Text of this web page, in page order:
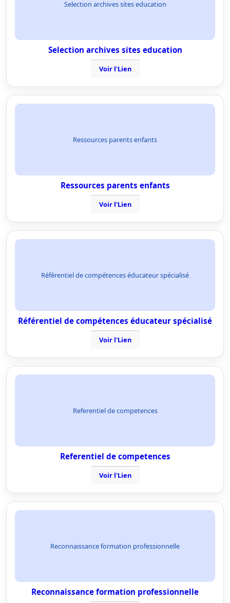
Selection archives sites education
Selection archives sites education
Voir l'Lien
Ressources parents enfants
Ressources parents enfants
Voir l'Lien
Référentiel de compétences éducateur spécialisé
Référentiel de compétences éducateur spécialisé
Voir l'Lien
Referentiel de competences
Referentiel de competences
Voir l'Lien
Reconnaissance formation professionnelle
Reconnaissance formation professionnelle